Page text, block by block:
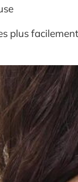
plus